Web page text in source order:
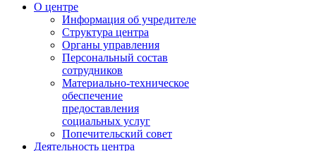
О центре
Информация об учредителе
Структура центра
Органы управления
Персональный состав
сотрудников
Материально-техническое
обеспечение
предоставления
социальных услуг
Попечительский совет
Деятельность центра